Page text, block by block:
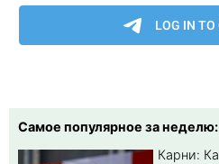
Самое популярное за неделю:
Карни: